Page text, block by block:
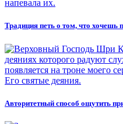
Традиция петь о том, что хочешь
Авторитетный способ ощутить